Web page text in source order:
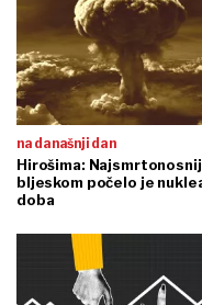
na današnji dan
Hirošima:
bljeskom počelo je
doba